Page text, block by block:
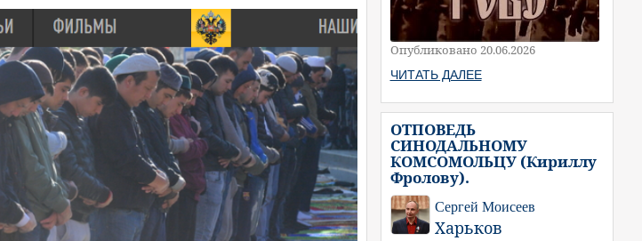
Опубликовано 20.06.2026
ЧИТАТЬ ДАЛЕЕ
ОТПОВЕДЬ
СИНОДАЛЬНОМУ
КОМСОМОЛЬЦУ (Кириллу
Фролову).
Сергей Моисеев
Харьков